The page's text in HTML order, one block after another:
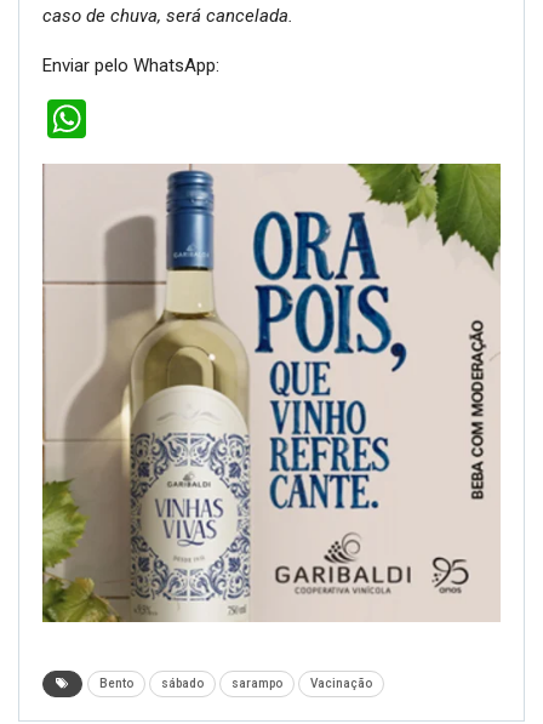
caso de chuva, será cancelada.
Enviar pelo WhatsApp:
Bento sábado sarampo Vacinação